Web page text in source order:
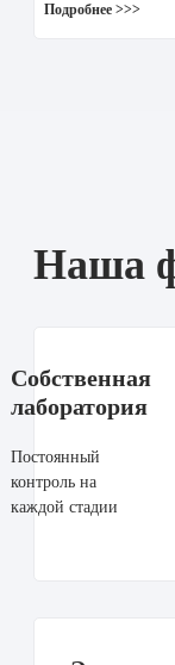
Наша
Собственная
лаборатория
Постоянный
контроль на
каждой стадии